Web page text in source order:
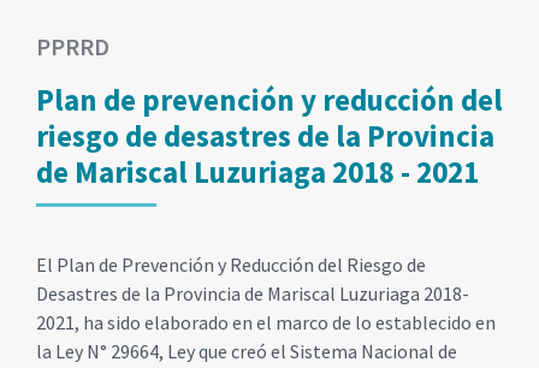
PPRRD
Plan de prevención y reducción del
riesgo de desastres de la Provincia
de Mariscal Luzuriaga 2018 - 2021
El Plan de Prevención y Reducción del Riesgo de
Desastres de la Provincia de Mariscal Luzuriaga 2018-
2021, ha sido elaborado en el marco de lo establecido en
la Ley N° 29664, Ley que creó el Sistema Nacional de